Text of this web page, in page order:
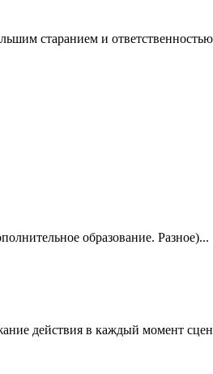
старанием и
образование. Разное)...
действия в каждый момент